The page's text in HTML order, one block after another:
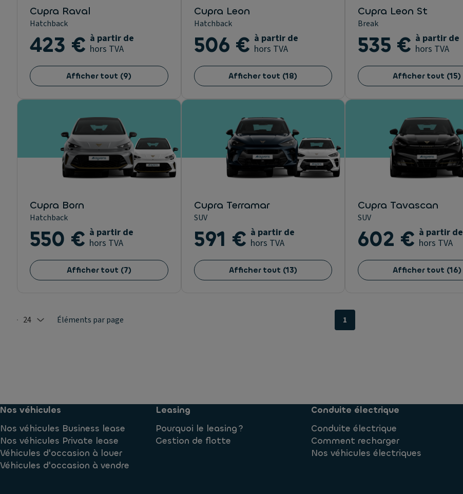
Cupra Raval
Hatchback
423 € à partir de
hors TVA
Afficher tout (9)
Cupra Leon
Hatchback
506 € à partir de
hors TVA
Afficher tout (18)
Cupra Leon St
Break
535 € à partir de
hors TVA
Afficher tout (15)
Cupra Born
Hatchback
550 € à partir de
hors TVA
Afficher tout (7)
Cupra Terramar
SUV
591 € à partir de
hors TVA
Afficher tout (13)
Cupra Tavascan
SUV
602 € à partir de
hors TVA
Afficher tout (16)
Selected: 24
24 Éléments par page 1
Nos véhicules
Nos véhicules Business lease
Nos véhicules Private lease
Véhicules d'occasion à louer
Véhicules d'occasion à vendre
Leasing
Pourquoi le leasing ?
Gestion de flotte
Conduite électrique
Conduite électrique
Comment recharger
Nos véhicules électriques